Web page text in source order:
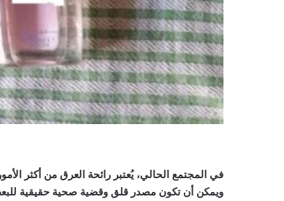
في المجتمع الحالي، يُعتبر رائحة العرق من أكثر
ويمكن أن تكون مصدر قلق وقضية صحية حقيقية